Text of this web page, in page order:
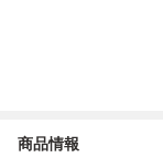
商品情報